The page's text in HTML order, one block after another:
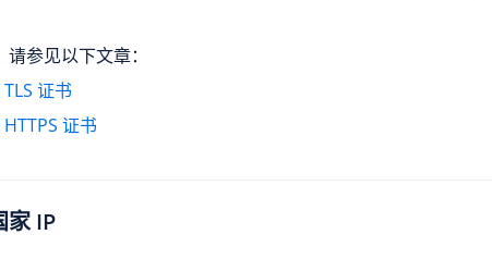
参见以下文章：
证书
证书
家 IP